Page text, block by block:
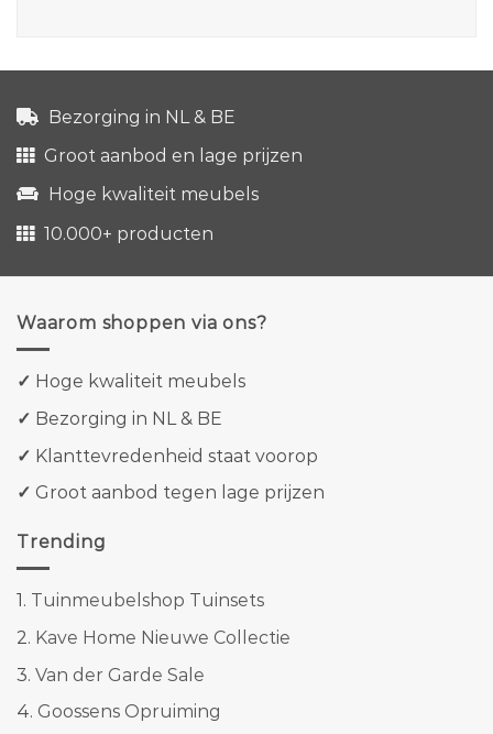
Bezorging in NL & BE
Groot aanbod en lage prijzen
Hoge kwaliteit meubels
10.000+ producten
Waarom shoppen via ons?
✓ Hoge kwaliteit meubels
✓ Bezorging in NL & BE
✓ Klanttevredenheid staat voorop
✓ Groot aanbod tegen lage prijzen
Trending
1. Tuinmeubelshop Tuinsets
2. Kave Home Nieuwe Collectie
3. Van der Garde Sale
4. Goossens Opruiming